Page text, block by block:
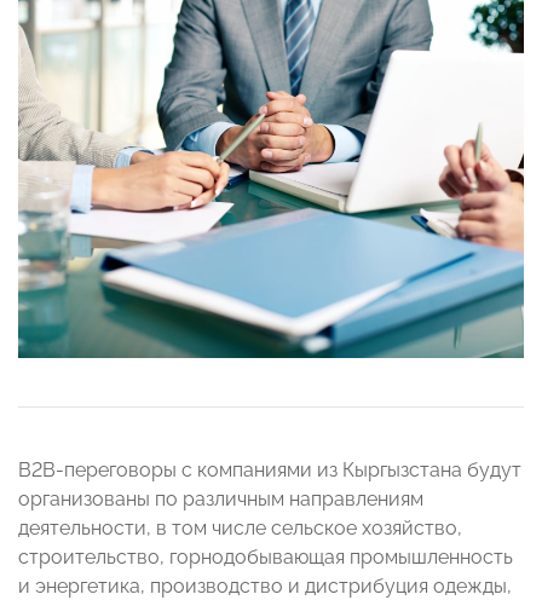
B2B-переговоры с компаниями из Кыргызстана будут
организованы по различным направлениям
деятельности, в том числе сельское хозяйство,
строительство, горнодобывающая промышленность
и энергетика, производство и дистрибуция одежды,